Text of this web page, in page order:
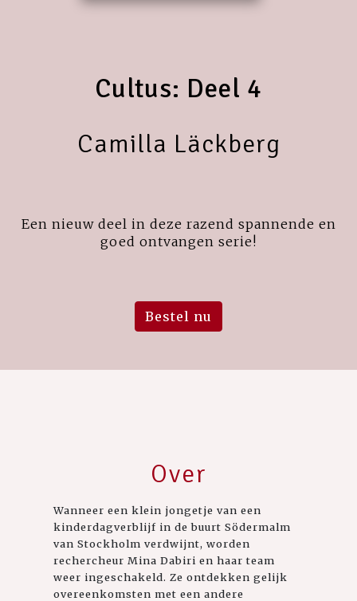
Cultus: Deel 4
Camilla Läckberg
Een nieuw deel in deze razend spannende en
goed ontvangen serie!
Bestel nu
Over
Wanneer een klein jongetje van een
kinderdagverblijf in de buurt Södermalm
van Stockholm verdwijnt, worden
rechercheur Mina Dabiri en haar team
weer ingeschakeld. Ze ontdekken gelijk
overeenkomsten met een andere